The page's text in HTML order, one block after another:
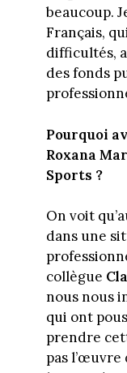
beaucoup.
Français,
difficultés,
des fonds
Pourquoi
Roxana
Sports ?
On voit
dans une
collègue
nous nous
qui ont
prendre
pas l’œuvre